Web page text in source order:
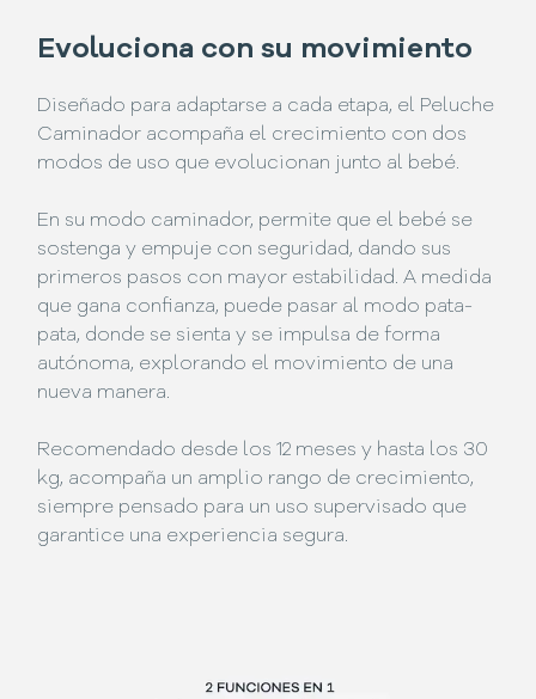
Evoluciona con su movimiento
Diseñado para adaptarse a cada etapa, el Peluche
Caminador acompaña el crecimiento con dos
modos de uso que evolucionan junto al bebé.
En su modo caminador, permite que el bebé se
sostenga y empuje con seguridad, dando sus
primeros pasos con mayor estabilidad. A medida
que gana confianza, puede pasar al modo pata-
pata, donde se sienta y se impulsa de forma
autónoma, explorando el movimiento de una
nueva manera.
Recomendado desde los 12 meses y hasta los 30
kg, acompaña un amplio rango de crecimiento,
siempre pensado para un uso supervisado que
garantice una experiencia segura.